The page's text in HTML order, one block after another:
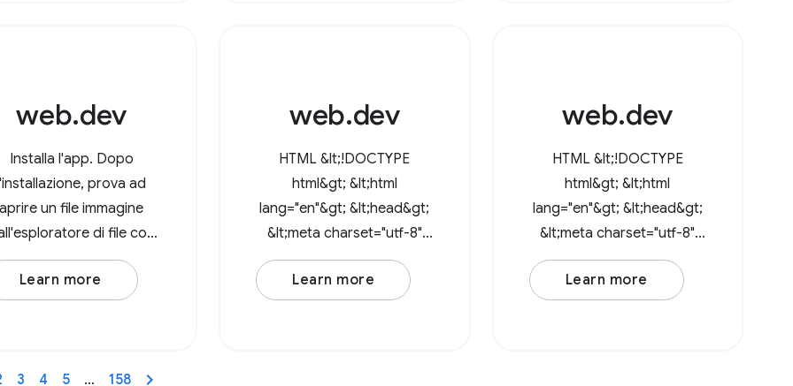
web.dev
Installa l'app. Dopo
prova ad
aprire un file immagine
di file con
l'app.
Learn more
web.dev
HTML &lt;!DOCTYPE
html&gt; &lt;html
lang="en"&gt; &lt;head&gt;
&lt;meta charset="utf-8"
/&gt; &lt;meta
name="viewport"
Learn more
web.dev
HTML &lt;!DOCTYPE
html&gt; &lt;html
lang="en"&gt; &lt;head&gt;
&lt;meta charset="utf-8"
/&gt; &lt;meta
name="viewport"
Learn more
3 4 5 … 158